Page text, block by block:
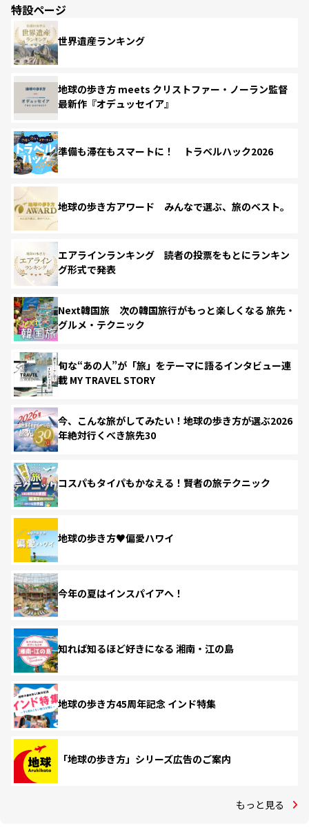
特設ページ
世界遺産ランキング
地球の歩き方 meets クリストファー・ノーラン監督
最新作『オデュッセイア』
準備も滞在もスマートに！ トラベルハック2026
地球の歩き方アワード みんなで選ぶ、旅のベスト。
エアラインランキング 読者の投票をもとにランキン
グ形式で発表
Next韓国旅 次の韓国旅行がもっと楽しくなる 旅先・
グルメ・テクニック
旬な“あの人”が「旅」をテーマに語るインタビュー連
載 MY TRAVEL STORY
今、こんな旅がしてみたい！地球の歩き方が選ぶ2026
年絶対行くべき旅先30
コスパもタイパもかなえる！賢者の旅テクニック
地球の歩き方♥偏愛ハワイ
今年の夏はインスパイアへ！
知れば知るほど好きになる 湘南・江の島
地球の歩き方45周年記念 インド特集
「地球の歩き方」シリーズ広告のご案内
もっと見る